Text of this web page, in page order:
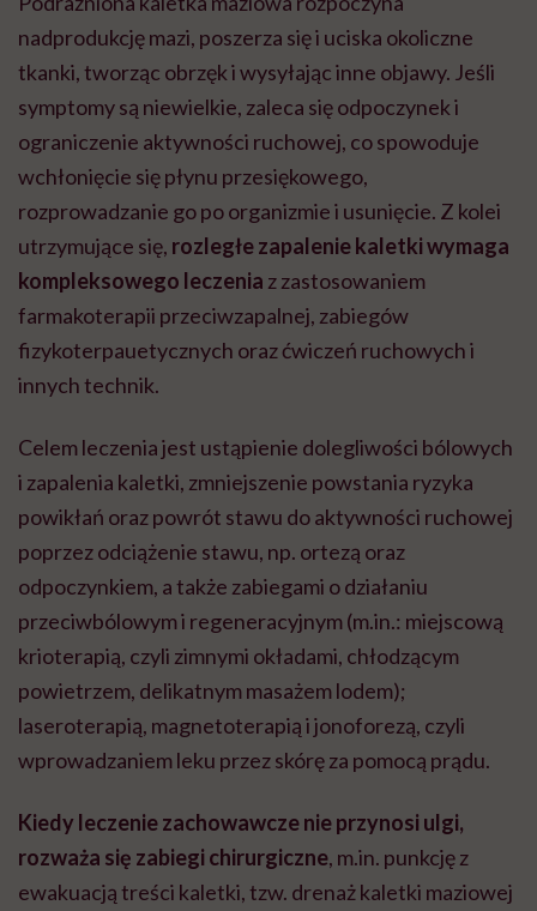
nadprodukcję mazi, poszerza się i uciska okoliczne
tkanki, tworząc obrzęk i wysyłając inne objawy. Jeśli
symptomy są niewielkie, zaleca się odpoczynek i
ograniczenie aktywności ruchowej, co spowoduje
wchłonięcie się płynu przesiękowego,
rozprowadzanie go po organizmie i usunięcie. Z kolei
utrzymujące się, rozległe zapalenie kaletki wymaga
kompleksowego leczenia z zastosowaniem
farmakoterapii przeciwzapalnej, zabiegów
fizykoterpauetycznych oraz ćwiczeń ruchowych i
innych technik.
Celem leczenia jest ustąpienie dolegliwości bólowych
i zapalenia kaletki, zmniejszenie powstania ryzyka
powikłań oraz powrót stawu do aktywności ruchowej
poprzez odciążenie stawu, np. ortezą oraz
odpoczynkiem, a także zabiegami o działaniu
przeciwbólowym i regeneracyjnym (m.in.: miejscową
krioterapią, czyli zimnymi okładami, chłodzącym
powietrzem, delikatnym masażem lodem);
laseroterapią, magnetoterapią i jonoforezą, czyli
wprowadzaniem leku przez skórę za pomocą prądu.
Kiedy leczenie zachowawcze nie przynosi ulgi,
rozważa się zabiegi chirurgiczne, m.in. punkcję z
ewakuacją treści kaletki, tzw. drenaż kaletki maziowej